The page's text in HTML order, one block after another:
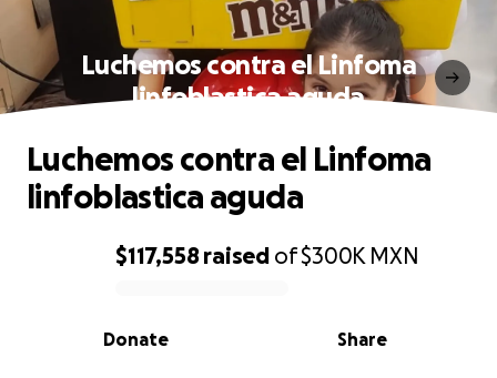
Luchemos contra el Linfoma
linfoblastica aguda
0% complete
$117,558 raised of$300K MXN
Share
Donate
Luchemos contra el Linfoma
linfoblastica aguda